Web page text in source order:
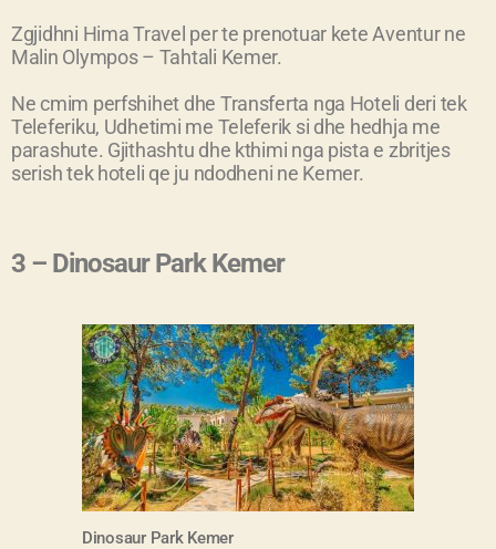
Zgjidhni Hima Travel per te prenotuar kete Aventur ne
Malin Olympos – Tahtali Kemer.
Ne cmim perfshihet dhe Transferta nga Hoteli deri tek
Teleferiku, Udhetimi me Teleferik si dhe hedhja me
parashute. Gjithashtu dhe kthimi nga pista e zbritjes
serish tek hoteli qe ju ndodheni ne Kemer.
3 – Dinosaur Park Kemer
Dinosaur Park Kemer